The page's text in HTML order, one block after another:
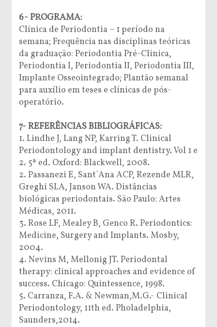
6- PROGRAMA:
Clínica de Periodontia – 1 período na
semana; Frequência nas disciplinas teóricas
da graduação: Periodontia Pré-Clinica,
Periodontia I, Periodontia II, Periodontia III,
Implante Osseointegrado; Plantão semanal
para auxílio em teses e clínicas de pós-
operatório.
7- REFERÊNCIAS BIBLIOGRÁFICAS:
1. Lindhe J, Lang NP, Karring T. Clinical
Periodontology and implant dentistry. Vol 1 e
2. 5ª ed. Oxford: Blackwell, 2008.
2. Passanezi E, Sant´Ana ACP, Rezende MLR,
Greghi SLA, Janson WA. Distâncias
biológicas periodontais. São Paulo: Artes
Médicas, 2011.
3. Rose LF, Mealey B, Genco R. Periodontics:
Medicine, Surgery and Implants. Mosby,
2004.
4. Nevins M, Mellonig JT. Periodontal
therapy: clinical approaches and evidence of
success. Chicago: Quintessence, 1998.
5. Carranza, F.A. & Newman,M.G.- Clinical
Periodontology, 11th ed. Pholadelphia,
Saunders,2014.